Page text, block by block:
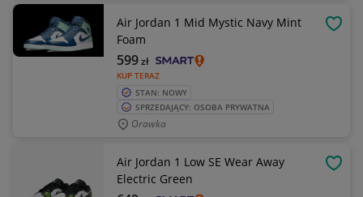
Air Jordan 1 Mid Mystic Navy Mint
Foam
KUP TERAZ
599zł
STAN: NOWY
SPRZEDAJĄCY: OSOBA PRYWATNA
Orawka
Air Jordan 1 Low SE Wear Away
Electric Green